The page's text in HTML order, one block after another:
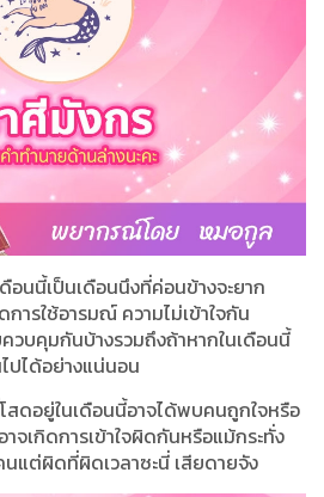
นนี้เป็นเดือนนึงที่ค่อนข้างจะยาก
ารใช้อารมณ์ ความไม่เข้าใจกัน
บคุมกันบ้างรวมถึงถ้าหากในเดือนนี้
ปได้อย่างแน่นอน
สดอยู่ในเดือนนี้อาจได้พบคนถูกใจหรือ
เกิดการเข้าใจผิดกันหรือแม้กระทั่ง
แต่ผิดที่ผิดเวลาซะนี่ เสียดายจัง